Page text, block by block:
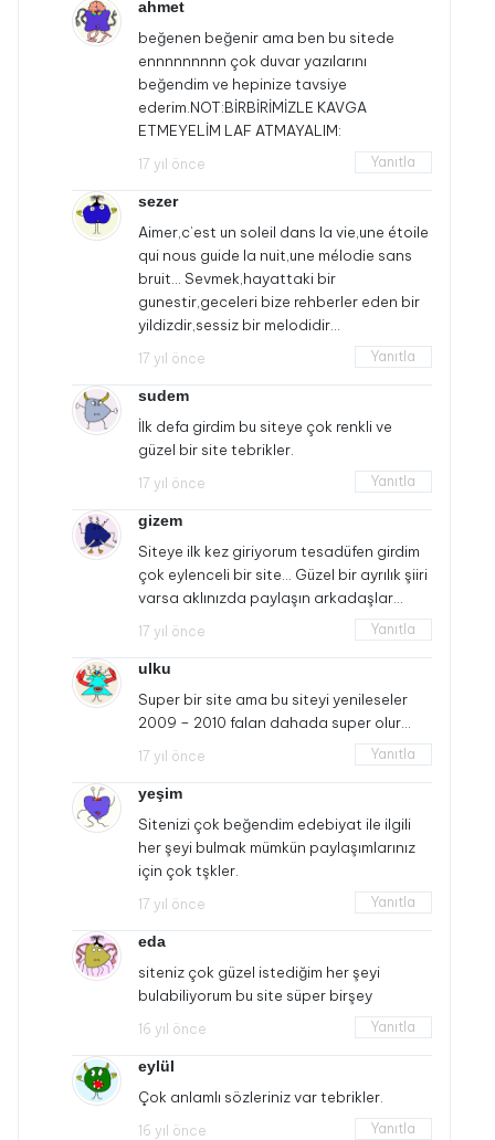
ahmet
beğenen beğenir ama ben bu sitede
ennnnnnnnn çok duvar yazılarını
beğendim ve hepinize tavsiye
ederim.NOT:BİRBİRİMİZLE KAVGA
ETMEYELİM LAF ATMAYALIM:
17 yıl önce Yanıtla
sezer
Aimer,c’est un soleil dans la vie,une étoile
qui nous guide la nuit,une mélodie sans
bruit… Sevmek,hayattaki bir
gunestir,geceleri bize rehberler eden bir
yildizdir,sessiz bir melodidir…
17 yıl önce Yanıtla
sudem
İlk defa girdim bu siteye çok renkli ve
güzel bir site tebrikler.
17 yıl önce Yanıtla
gizem
Siteye ilk kez giriyorum tesadüfen girdim
çok eylenceli bir site… Güzel bir ayrılık şiiri
varsa aklınızda paylaşın arkadaşlar…
17 yıl önce Yanıtla
ulku
Super bir site ama bu siteyi yenileseler
2009 – 2010 falan dahada super olur…
17 yıl önce Yanıtla
yeşim
Sitenizi çok beğendim edebiyat ile ilgili
her şeyi bulmak mümkün paylaşımlarınız
için çok tşkler.
17 yıl önce Yanıtla
eda
siteniz çok güzel istediğim her şeyi
bulabiliyorum bu site süper birşey
16 yıl önce Yanıtla
eylül
Çok anlamlı sözleriniz var tebrikler.
16 yıl önce Yanıtla